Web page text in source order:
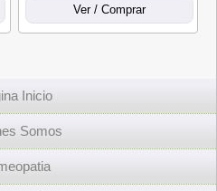
Inicio
Somos